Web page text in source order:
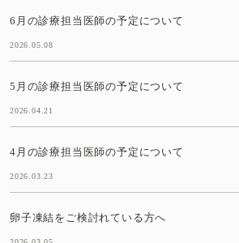
6月の診療担当医師の予定について
2026.05.08
5月の診療担当医師の予定について
2026.04.21
4月の診療担当医師の予定について
2026.03.23
卵子凍結をご検討れている方へ